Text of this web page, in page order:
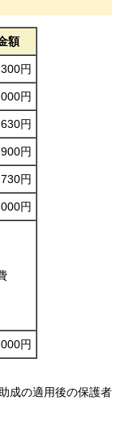
額
円
円
円
円
円
円
円
成の適用後の保護者